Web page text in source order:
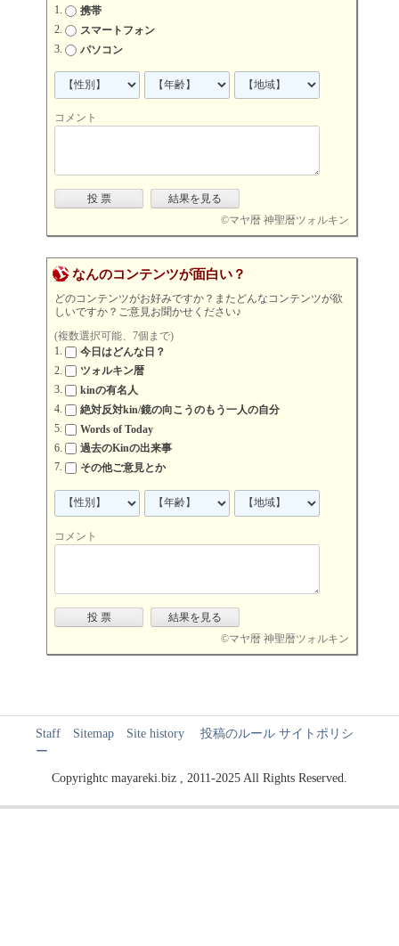
携帯
スマートフォン
パソコン
コメント
©マヤ暦 神聖暦ツォルキン
なんのコンテンツが面白い？
どのコンテンツがお好みですか？またどんなコンテンツが欲
しいですか？ご意見お聞かせください♪
(複数選択可能、7個まで)
今日はどんな日？
ツォルキン暦
kinの有名人
絶対反対kin/鏡の向こうのもう一人の自分
Words of Today
過去のKinの出来事
その他ご意見とか
コメント
©マヤ暦 神聖暦ツォルキン
Staff Sitemap Site history 投稿のルール サイトポリシ
ー
Copyrightc mayareki.biz , 2011-2025 All Rights Reserved.